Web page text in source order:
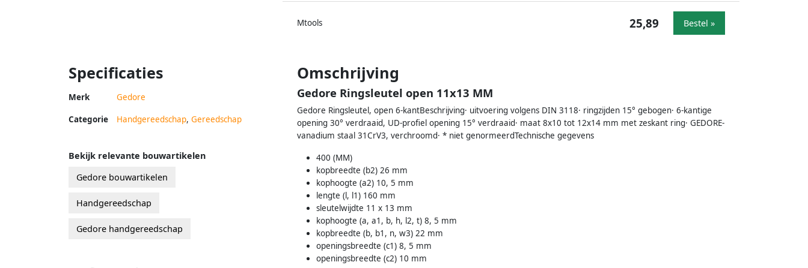
Mtools 25,89 Bestel »
Specificaties
Merk Gedore
Categorie Handgereedschap, Gereedschap
Omschrijving
Gedore Ringsleutel open 11x13 MM
Gedore Ringsleutel, open 6-kantBeschrijving· uitvoering volgens DIN 3118· ringzijden 15° gebogen· 6-kantige
opening 30° verdraaid, UD-profiel opening 15° verdraaid· maat 8x10 tot 12x14 mm met zeskant ring· GEDORE-
vanadium staal 31CrV3, verchroomd· * niet genormeerdTechnische gegevens
400 (MM)
kopbreedte (b2) 26 mm
kophoogte (a2) 10, 5 mm
lengte (l, l1) 160 mm
sleutelwijdte 11 x 13 mm
kophoogte (a, a1, b, h, l2, t) 8, 5 mm
kopbreedte (b, b1, n, w3) 22 mm
openingsbreedte (c1) 8, 5 mm
openingsbreedte (c2) 10 mm
Bekijk relevante bouwartikelen
Gedore bouwartikelen
Handgereedschap
Gedore handgereedschap